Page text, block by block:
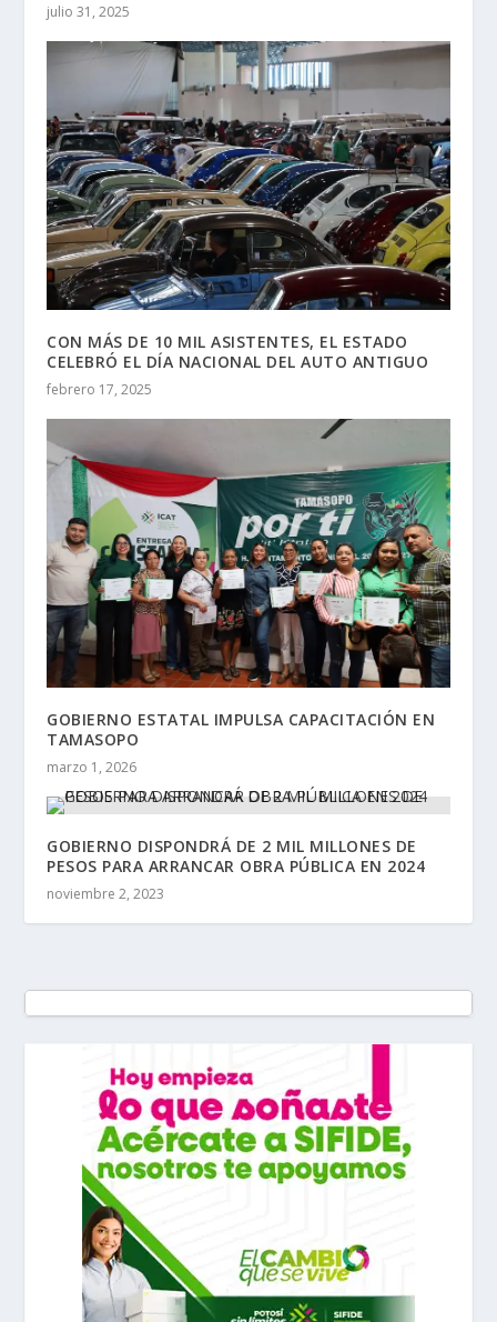
julio 31, 2025
CON MÁS DE 10 MIL ASISTENTES, EL ESTADO
CELEBRÓ EL DÍA NACIONAL DEL AUTO ANTIGUO
febrero 17, 2025
GOBIERNO ESTATAL IMPULSA CAPACITACIÓN EN
TAMASOPO
marzo 1, 2026
GOBIERNO DISPONDRÁ DE 2 MIL MILLONES DE
PESOS PARA ARRANCAR OBRA PÚBLICA EN 2024
noviembre 2, 2023